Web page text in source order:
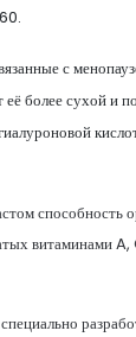
с
её более сухой
способность
витаминами